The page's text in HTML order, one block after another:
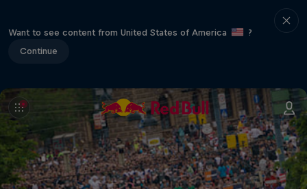
Want to see content from United States of America
?
Continue